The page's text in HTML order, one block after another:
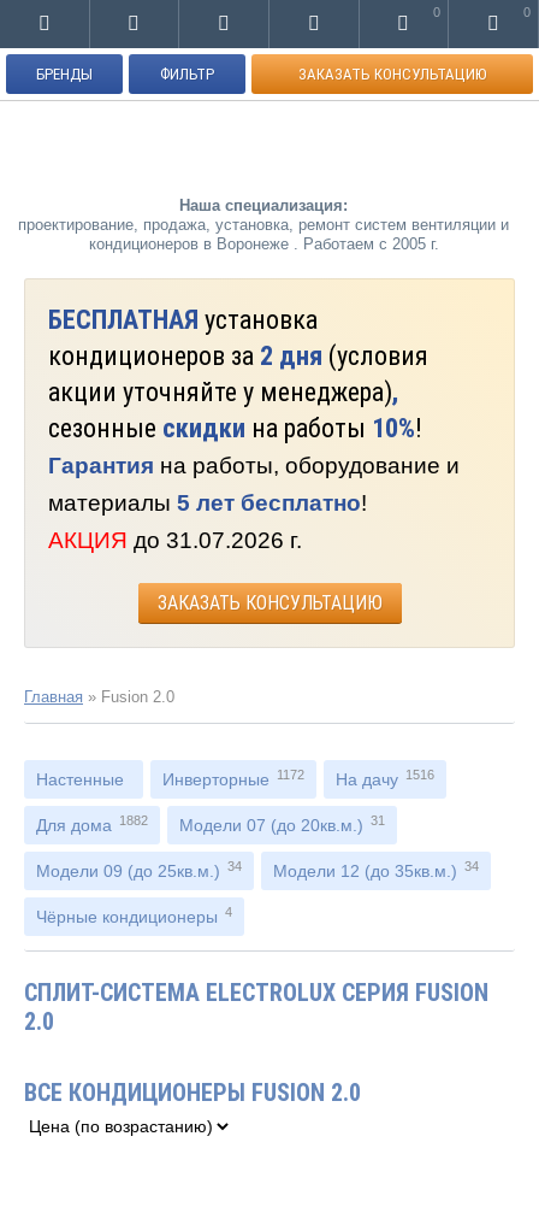
0 0
Наша специализация:
проектирование, продажа, установка, ремонт систем вентиляции и
кондиционеров в Воронеже . Работаем с 2005 г.
БРЕНДЫ ФИЛЬТР ЗАКАЗАТЬ КОНСУЛЬТАЦИЮ
БЕСПЛАТНАЯ установка
кондиционеров за 2 дня (условия
акции уточняйте у менеджера),
сезонные скидки на работы 10%!
Гарантия на работы, оборудование и
материалы 5 лет бесплатно!
АКЦИЯ до 31.07.2026 г.
ЗАКАЗАТЬ КОНСУЛЬТАЦИЮ
Главная » Fusion 2.0
Настенные Инверторные 1172 На дачу 1516
Для дома 1882 Модели 07 (до 20кв.м.) 31
Модели 09 (до 25кв.м.) 34 Модели 12 (до 35кв.м.) 34
Чёрные кондиционеры 4
СПЛИТ-СИСТЕМА ELECTROLUX СЕРИЯ FUSION
2.0
ВСЕ КОНДИЦИОНЕРЫ FUSION 2.0